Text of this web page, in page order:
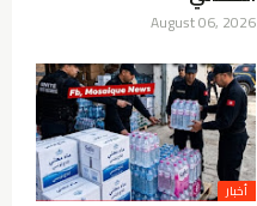
August 06, 2026
أخبار